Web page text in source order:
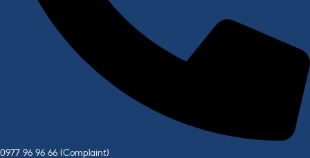
0977 96 96 66 (Complaint)